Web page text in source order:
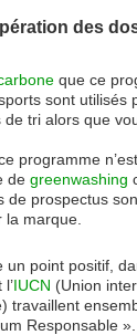
des
que ce
sont utilisés
tri alors que
programme
de greenwashing
de prospectus
la marque.
point positif,
IUCN (Union
travaillent
Responsable